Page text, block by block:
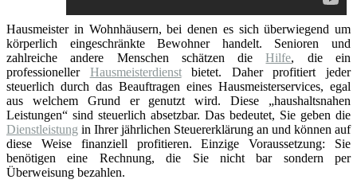
Hausmeister in Wohnhäusern, bei denen es sich überwiegend um
körperlich eingeschränkte Bewohner handelt. Senioren und
zahlreiche andere Menschen schätzen dieHilfe, die ein
professioneller Hausmeisterdienstbietet. Daher profitiert jeder
steuerlich durch das Beauftragen eines Hausmeisterservices, egal
aus welchem Grund er genutzt wird. Diese „haushaltsnahen
Leistungen“ sind steuerlich absetzbar. Das bedeutet, Sie geben die
Dienstleistung in Ihrer jährlichen Steuererklärung an und können auf
diese Weise finanziell profitieren. Einzige Voraussetzung: Sie
benötigen eine Rechnung, die Sie nicht bar sondern per
Überweisung bezahlen.